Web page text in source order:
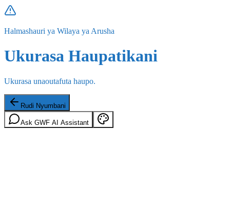
Halmashauri ya Wilaya ya Arusha
Ukurasa Haupatikani
Ukurasa unaoutafuta haupo.
Rudi Nyumbani
Ask GWF AI Assistant